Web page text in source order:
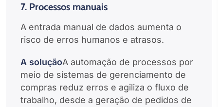
7. Processos manuais
A entrada manual de dados aumenta o
risco de erros humanos e atrasos.
A soluçãoA automação de processos por
meio de sistemas de gerenciamento de
compras reduz erros e agiliza o fluxo de
trabalho, desde a geração de pedidos de